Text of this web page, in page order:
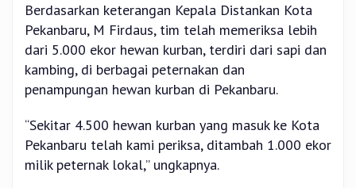
Berdasarkan keterangan Kepala Distankan Kota
Pekanbaru, M Firdaus, tim telah memeriksa lebih
dari 5.000 ekor hewan kurban, terdiri dari sapi dan
kambing, di berbagai peternakan dan
penampungan hewan kurban di Pekanbaru.
“Sekitar 4.500 hewan kurban yang masuk ke Kota
Pekanbaru telah kami periksa, ditambah 1.000 ekor
milik peternak lokal,” ungkapnya.